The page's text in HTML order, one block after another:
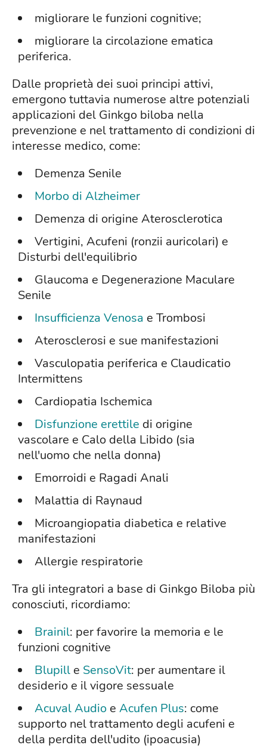
migliorare le funzioni cognitive;
migliorare la circolazione ematica
periferica.
Dalle proprietà dei suoi principi attivi,
emergono tuttavia numerose altre potenziali
applicazioni del Ginkgo biloba nella
prevenzione e nel trattamento di condizioni di
interesse medico, come:
Demenza Senile
Morbo di Alzheimer
Demenza di origine Aterosclerotica
Vertigini, Acufeni (ronzii auricolari) e
Disturbi dell'equilibrio
Glaucoma e Degenerazione Maculare
Senile
Insufficienza Venosa e Trombosi
Aterosclerosi e sue manifestazioni
Vasculopatia periferica e Claudicatio
Intermittens
Cardiopatia Ischemica
Disfunzione erettile di origine
vascolare e Calo della Libido (sia
nell'uomo che nella donna)
Emorroidi e Ragadi Anali
Malattia di Raynaud
Microangiopatia diabetica e relative
manifestazioni
Allergie respiratorie
Tra gli integratori a base di Ginkgo Biloba più
conosciuti, ricordiamo:
Brainil: per favorire la memoria e le
funzioni cognitive
Blupill e SensoVit: per aumentare il
desiderio e il vigore sessuale
Acuval Audio e Acufen Plus: come
supporto nel trattamento degli acufeni e
della perdita dell'udito (ipoacusia)